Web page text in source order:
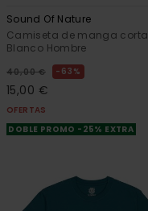
Sound Of Nature
Camiseta de manga corta
Blanco Hombre
40,00 € 63%
15,00 €
OFERTAS
DOBLE PROMO -25% EXTRA